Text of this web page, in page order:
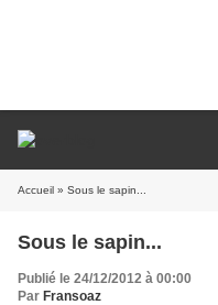
Accueil » Sous le sapin...
Sous le sapin...
Publié le 24/12/2012 à 00:00
Par Fransoaz